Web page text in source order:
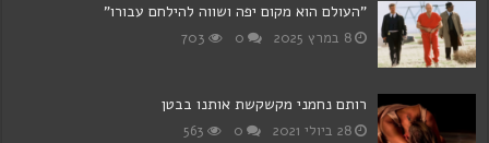
"העולם הוא מקום יפה ושווה להילחם עבורו"
8 במרץ 2025 0
703
רותם נחמני מקשקשת אותנו בבטן
28 ביולי 2021 0
563